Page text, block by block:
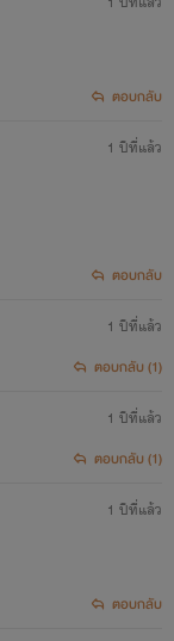
ตอบกลับ
1 ปีที่แล้ว
ตอบกลับ
1 ปีที่แล้ว
ตอบกลับ (1)
1 ปีที่แล้ว
ตอบกลับ (1)
1 ปีที่แล้ว
ตอบกลับ